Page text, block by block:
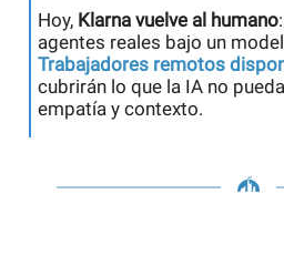
Hoy, Klarna vuelve al humano
agentes reales bajo un
Trabajadores remotos
cubrirán lo que la IA no
empatía y contexto.